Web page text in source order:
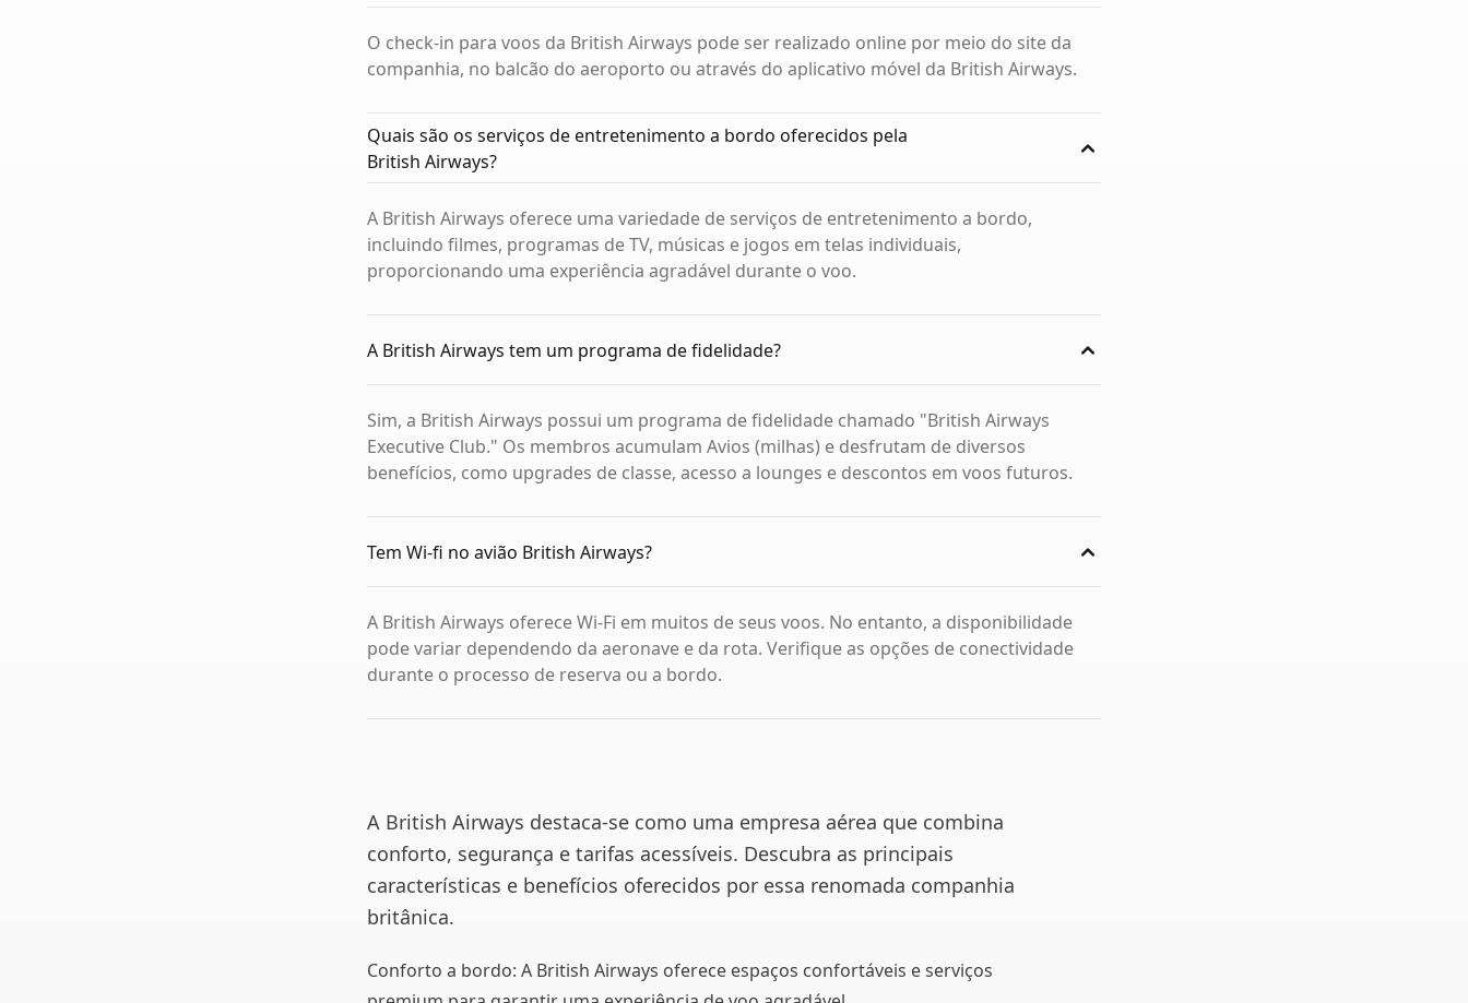
O check-in para voos da British Airways pode ser realizado online por meio do site da
companhia, no balcão do aeroporto ou através do aplicativo móvel da British Airways.
Quais são os serviços de entretenimento a bordo oferecidos pela
British Airways?
A British Airways oferece uma variedade de serviços de entretenimento a bordo,
incluindo filmes, programas de TV, músicas e jogos em telas individuais,
proporcionando uma experiência agradável durante o voo.
A British Airways tem um programa de fidelidade?
Sim, a British Airways possui um programa de fidelidade chamado "British Airways
Executive Club." Os membros acumulam Avios (milhas) e desfrutam de diversos
benefícios, como upgrades de classe, acesso a lounges e descontos em voos futuros.
Tem Wi-fi no avião British Airways?
A British Airways oferece Wi-Fi em muitos de seus voos. No entanto, a disponibilidade
pode variar dependendo da aeronave e da rota. Verifique as opções de conectividade
durante o processo de reserva ou a bordo.
A British Airways destaca-se como uma empresa aérea que combina
conforto, segurança e tarifas acessíveis. Descubra as principais
características e benefícios oferecidos por essa renomada companhia
britânica.
Conforto a bordo: A British Airways oferece espaços confortáveis e serviços